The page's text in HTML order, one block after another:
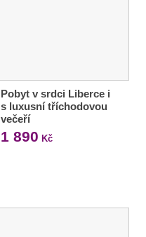
Pobyt v srdci Liberce i
s luxusní tříchodovou
večeří
1 890 Kč